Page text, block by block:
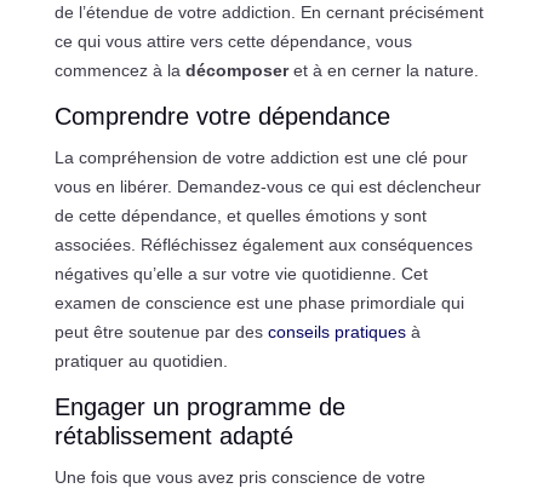
de l’étendue de votre addiction. En cernant précisément
ce qui vous attire vers cette dépendance, vous
commencez à la décomposeret à en cerner la nature.
Comprendre votre dépendance
La compréhension de votre addiction est une clé pour
vous en libérer. Demandez-vous ce qui est déclencheur
de cette dépendance, et quelles émotions y sont
associées. Réfléchissez également aux conséquences
négatives qu’elle a sur votre vie quotidienne. Cet
examen de conscience est une phase primordiale qui
peut être soutenue par des conseils pratiquesà
pratiquer au quotidien.
Engager un programme de
rétablissement adapté
Une fois que vous avez pris conscience de votre